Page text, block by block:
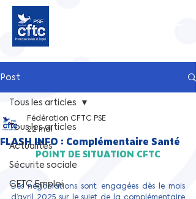
Post
Tous les articles
Actualités
Sécurite sociale
CFTC Emploi
Tous les articles
FLASH INFO : Complémentaire Santé
Fédération CFTC PSE
22 mai
POINT DE SITUATION CFTC
Des négociations sont engagées dès le mois